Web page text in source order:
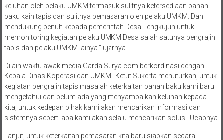
keluhan oleh pelaku UMKM termasuk sulitnya ketersediaan bahan
baku kain tapis dan sulitnya pemasaran oleh pelaku UMKM. Dan
mendukung penuh kepada pemerintah Desa Tengkujuh untuk
memonitoring kegiatan pelaku UMKM Desa salah satunya pengrajin
tapis dan pelaku UMKM lainya.” ujarnya
Dilain waktu awak media Garda Surya.com berkordinasi dengan
Kepala Dinas Koperasi dan UMKM I Ketut Sukerta menuturkan, untuk
kegiatan pengrajin tapis masalah keterkaitan bahan baku kami baru
mengetahui dan belum ada yang menyampaikan keluhan kepada
kita, untuk kedepan pihak kami akan mencarikan informasi dan
sistemnya seperti apa kami akan selalu mencarikan solusi. Ucapnya
Lanjut, untuk keterkaitan pemasaran kita baru siapkan secara